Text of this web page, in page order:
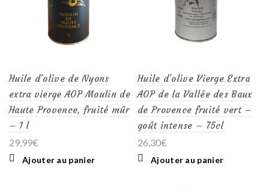
Huile d’olive de Nyons
extra vierge AOP Moulin de
Haute Provence, fruité mûr
– 1 l
29,99€
Ajouter au panier
Huile d’olive Vierge Extra
AOP de la Vallée des Baux
de Provence fruité vert –
goût intense – 75cl
26,30€
Ajouter au panier